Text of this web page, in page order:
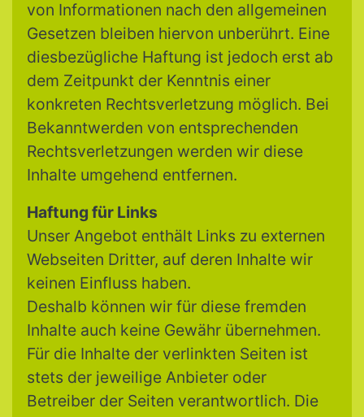
von Informationen nach den allgemeinen
Gesetzen bleiben hiervon unberührt. Eine
diesbezügliche Haftung ist jedoch erst ab
dem Zeitpunkt der Kenntnis einer
konkreten Rechtsverletzung möglich. Bei
Bekanntwerden von entsprechenden
Rechtsverletzungen werden wir diese
Inhalte umgehend entfernen.
Haftung für Links
Unser Angebot enthält Links zu externen
Webseiten Dritter, auf deren Inhalte wir
keinen Einfluss haben.
Deshalb können wir für diese fremden
Inhalte auch keine Gewähr übernehmen.
Für die Inhalte der verlinkten Seiten ist
stets der jeweilige Anbieter oder
Betreiber der Seiten verantwortlich. Die